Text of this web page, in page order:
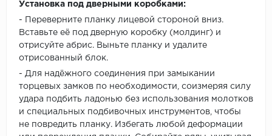
Установка под дверными коробками:
- Переверните планку лицевой стороной вниз.
Вставьте её под дверную коробку (молдинг) и
отрисуйте абрис. Выньте планку и удалите
отрисованный блок.
- Для надёжного соединения при замыкании
торцевых замков по необходимости, соизмеряя силу
удара подбить ладонью без использования молотков
и специальных подбивочных инструментов, чтобы
не повредить планку. Избегать любой деформации